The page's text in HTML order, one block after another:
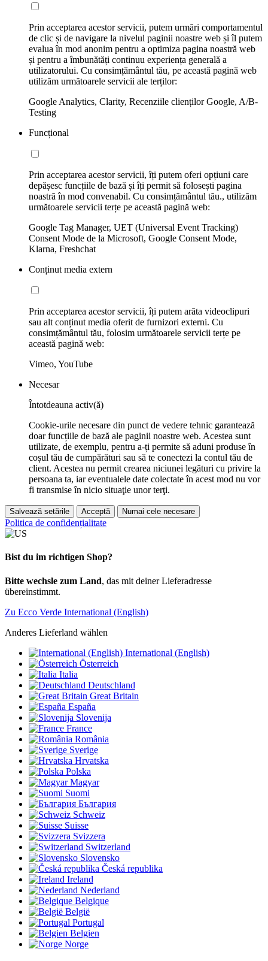
Prin acceptarea acestor servicii, putem urmări comportamentul
de clic și de navigare la nivelul paginii noastre web și îl putem
evalua în mod anonim pentru a optimiza pagina noastră web
și pentru a îmbunătăți continuu experiența generală a
utilizatorului. Cu consimțământul tău, pe această pagină web
utilizăm următoarele servicii ale terților:
Google Analytics, Clarity, Recenziile clienților Google, A/B-
Testing
Funcțional
Prin acceptarea acestor servicii, îți putem oferi opțiuni care
depășesc funcțiile de bază și îți permit să folosești pagina
noastră în mod convenabil. Cu consimțământul tău., utilizăm
următoarele servicii terțe pe această pagină web:
Google Tag Manager, UET (Universal Event Tracking)
Consent Mode de la Microsoft, Google Consent Mode,
Klarna, Freshchat
Conținut media extern
Prin acceptarea acestor servicii, îți putem arăta videoclipuri
sau alt conținut media oferit de furnizori externi. Cu
consimțământul tău, folosim următoarele servicii terțe pe
această pagină web:
Vimeo, YouTube
Necesar
Întotdeauna activ(ă)
Cookie-urile necesare din punct de vedere tehnic garantează
doar funcțiile de bază ale paginii noastre web. Acestea sunt
utilizate, de exemplu, pentru a-ți permite să aduni produse în
coșul tău de cumpărături sau să te conectezi la contul tău de
client. Acestea nu permit crearea niciunei legături cu privire la
persoana ta, iar eventualele date colectate în acest mod nu vor
fi transmise în nicio situaţie unor terţi.
Salvează setările Acceptă Numai cele necesare
Politica de confidențialitate
Bist du im richtigen Shop?
Bitte wechsle zum Land, das mit deiner Lieferadresse
übereinstimmt.
Zu Ecco Verde International (English)
Anderes Lieferland wählen
International (English)
Österreich
Italia
Deutschland
Great Britain
España
Slovenija
France
România
Sverige
Hrvatska
Polska
Magyar
Suomi
България
Schweiz
Suisse
Svizzera
Switzerland
Slovensko
Česká republika
Ireland
Nederland
Belgique
België
Portugal
Belgien
Norge